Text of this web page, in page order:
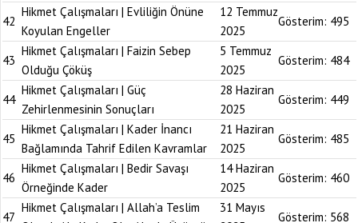
42
Hikmet Çalışmaları | Evliliğin Önüne
Koyulan Engeller
12 Temmuz
2025
Gösterim: 495
43
Hikmet Çalışmaları | Faizin Sebep
Olduğu Çöküş
5 Temmuz
2025
Gösterim: 484
44
Hikmet Çalışmaları | Güç
Zehirlenmesinin Sonuçları
28 Haziran
2025
Gösterim: 449
45
Hikmet Çalışmaları | Kader İnancı
Bağlamında Tahrif Edilen Kavramlar
21 Haziran
2025
Gösterim: 485
46
Hikmet Çalışmaları | Bedir Savaşı
Örneğinde Kader
14 Haziran
2025
Gösterim: 460
47
Hikmet Çalışmaları | Allah’a Teslim
31 Mayıs
Gösterim: 568